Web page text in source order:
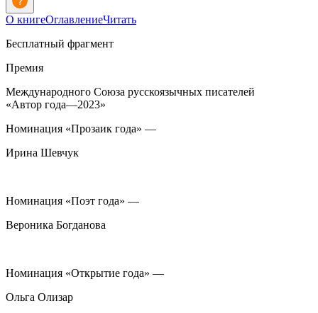
О книгеОглавлениеЧитать
Бесплатный фрагмент
Премия
Международного Союза русскоязычных писателей
«Автор года—2023»
Номинация «Прозаик года» —
Ирина Шевчук
Номинация «Поэт года» —
Вероника Богданова
Номинация «Открытие года» —
Ольга Олизар